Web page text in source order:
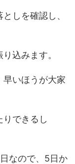
しを確認し、
込みます。
早いほうが大家
できるし
なので、5日か